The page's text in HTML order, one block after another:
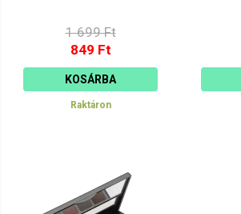
1 699 Ft
849 Ft
KOSÁRBA
Raktáron